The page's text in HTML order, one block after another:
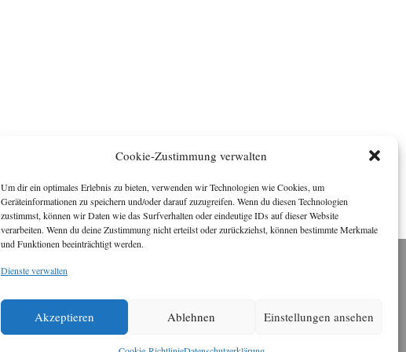
Cookie-Zustimmung verwalten
Um dir ein optimales Erlebnis zu bieten, verwenden wir Technologien wie Cookies, um
Geräteinformationen zu speichern und/oder darauf zuzugreifen. Wenn du diesen Technologien
zustimmst, können wir Daten wie das Surfverhalten oder eindeutige IDs auf dieser Website
verarbeiten. Wenn du deine Zustimmung nicht erteilst oder zurückziehst, können bestimmte Merkmale
und Funktionen beeinträchtigt werden.
Dienste verwalten
Akzeptieren Ablehnen Einstellungen ansehen
Diese Webseite stellt Inhalte der ersten zehn Jahre der
HafenCity Zeitung zur Verfügung. Die aktuelle
Version ist unter
Hafencity Zeitung zu finden